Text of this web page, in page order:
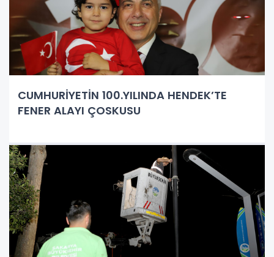
CUMHURİYETİN 100.YILINDA HENDEK’TE
FENER ALAYI ÇOSKUSU